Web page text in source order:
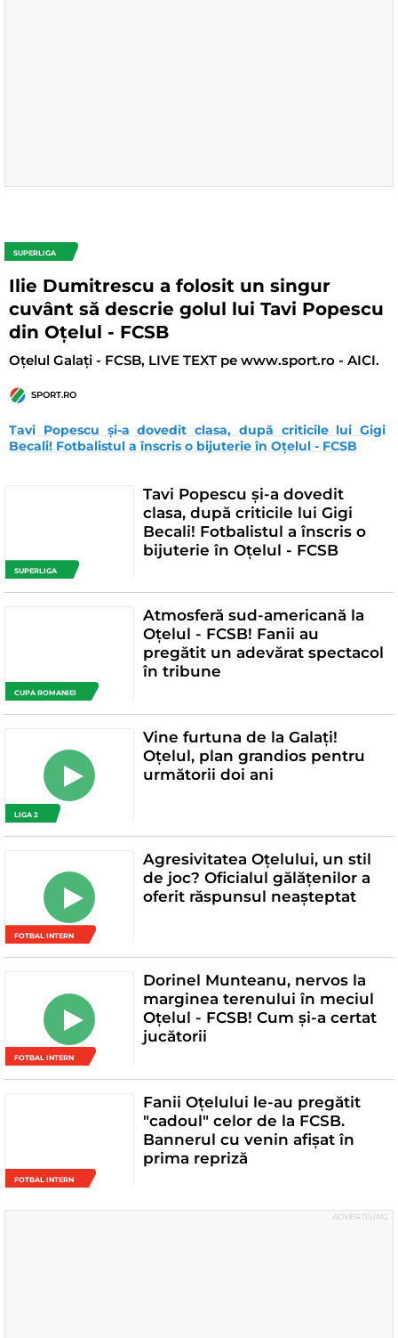
SUPERLIGA
Ilie Dumitrescu a folosit un singur
cuvânt să descrie golul lui Tavi Popescu
din Oțelul - FCSB
Oțelul Galați - FCSB, LIVE TEXT pe www.sport.ro - AICI.
SPORT.RO
Tavi Popescu și-a dovedit clasa, după criticile lui Gigi
Becali! Fotbalistul a înscris o bijuterie în Oțelul - FCSB
SUPERLIGA
Tavi Popescu și-a dovedit
clasa, după criticile lui Gigi
Becali! Fotbalistul a înscris o
bijuterie în Oțelul - FCSB
CUPA ROMANIEI
Atmosferă sud-americană la
Oțelul - FCSB! Fanii au
pregătit un adevărat spectacol
în tribune
LIGA 2
Vine furtuna de la Galați!
Oțelul, plan grandios pentru
următorii doi ani
FOTBAL INTERN
Agresivitatea Oțelului, un stil
de joc? Oficialul gălățenilor a
oferit răspunsul neașteptat
FOTBAL INTERN
Dorinel Munteanu, nervos la
marginea terenului în meciul
Oțelul - FCSB! Cum și-a certat
jucătorii
FOTBAL INTERN
Fanii Oțelului le-au pregătit
"cadoul" celor de la FCSB.
Bannerul cu venin afișat în
prima repriză